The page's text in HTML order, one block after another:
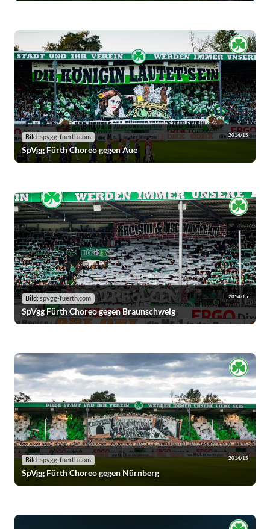
Bild: spvgg-fuerth.com 2014/15
SpVgg Fürth Choreo gegen Aue
Bild: spvgg-fuerth.com 2014/15
SpVgg Fürth Choreo gegen Braunschweig
Bild: spvgg-fuerth.com 2014/15
SpVgg Fürth Choreo gegen Nürnberg